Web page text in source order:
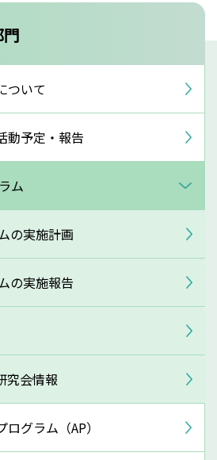
ついて
動予定・報告
ム
の実施計画
の実施報告
究会情報
グラム（AP）